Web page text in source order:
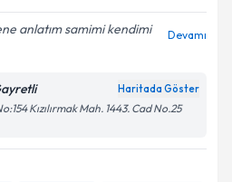
anlatım samimi kendimi
Devamı
Haritada Göster
Kızılırmak Mah. 1443. Cad No.25